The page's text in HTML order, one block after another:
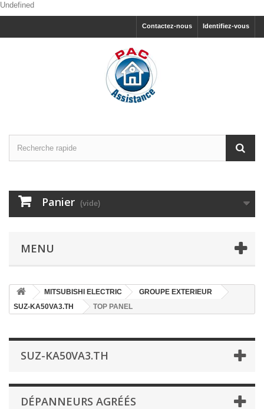
Undefined
Identifiez-vous
Contactez-nous
Panier (vide)
MENU
MITSUBISHI ELECTRIC
GROUPE EXTERIEUR
SUZ-KA50VA3.TH
TOP PANEL
SUZ-KA50VA3.TH
DÉPANNEURS AGRÉÉS